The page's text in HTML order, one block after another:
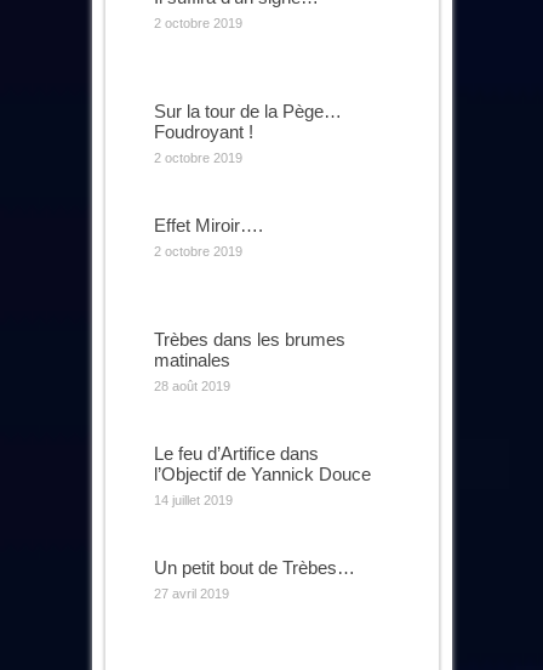
2 octobre 2019
Sur la tour de la Pège…
Foudroyant !
2 octobre 2019
Effet Miroir….
2 octobre 2019
Trèbes dans les brumes
matinales
28 août 2019
Le feu d’Artifice dans
l’Objectif de Yannick Douce
14 juillet 2019
Un petit bout de Trèbes…
27 avril 2019